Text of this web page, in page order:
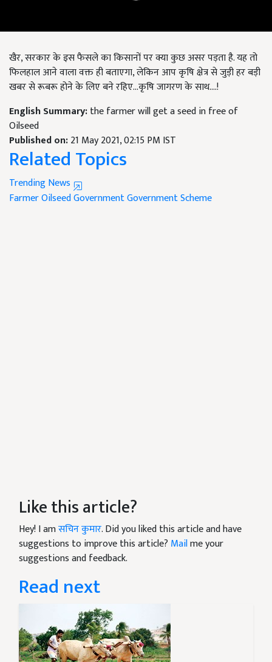
खैर, सरकार के इस फैसले का किसानों पर क्या कुछ असर पड़ता है. यह तो
फिलहाल आने वाला वक्त ही बताएगा, लेकिन आप कृषि क्षेत्र से जुड़ी हर बड़ी
खबर से रूबरू होने के लिए बने रहिए...कृषि जागरण के साथ....!
English Summary:the farmer will get a seed in free of
Oilseed
Published on:21 May 2021, 02:15 PM IST
Related Topics
Trending News
FarmerOilseedGovernmentGovernment Scheme
Like this article?
Hey! I amसचिन कुमार. Did you liked this article and have
suggestions to improve this article? Mailme your
suggestions and feedback.
Read next